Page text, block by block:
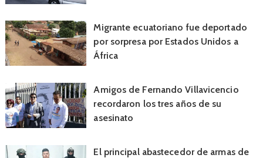
Migrante ecuatoriano fue deportado
por sorpresa por Estados Unidos a
África
Amigos de Fernando Villavicencio
recordaron los tres años de su
asesinato
El principal abastecedor de armas de